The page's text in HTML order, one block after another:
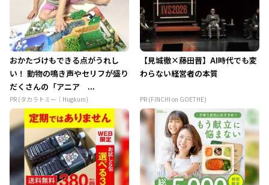
おかたづけもできる点がうれし
い！ 動物の鳴き声やセリフが盛り
だくさんの「アニア ...
PR (タカラトミー｜Hugkum)
【見城徹×藤田晋】AI時代でも変
わらない経営者の本質
PR (FINCHI on GOETHE)